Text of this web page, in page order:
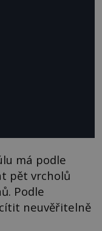
má podle
pět vrcholů
Podle
neuvěřitelně